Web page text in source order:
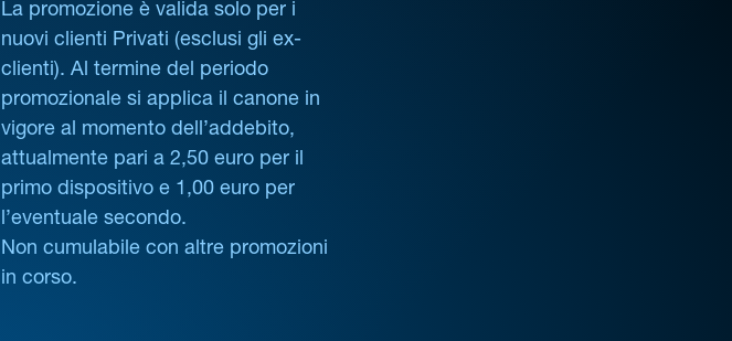
La promozione è valida solo per i
nuovi clienti Privati (esclusi gli ex-
clienti). Al termine del periodo
promozionale si applica il canone in
vigore al momento dell’addebito,
attualmente pari a 2,50 euro per il
primo dispositivo e 1,00 euro per
l’eventuale secondo.
Non cumulabile con altre promozioni
in corso.